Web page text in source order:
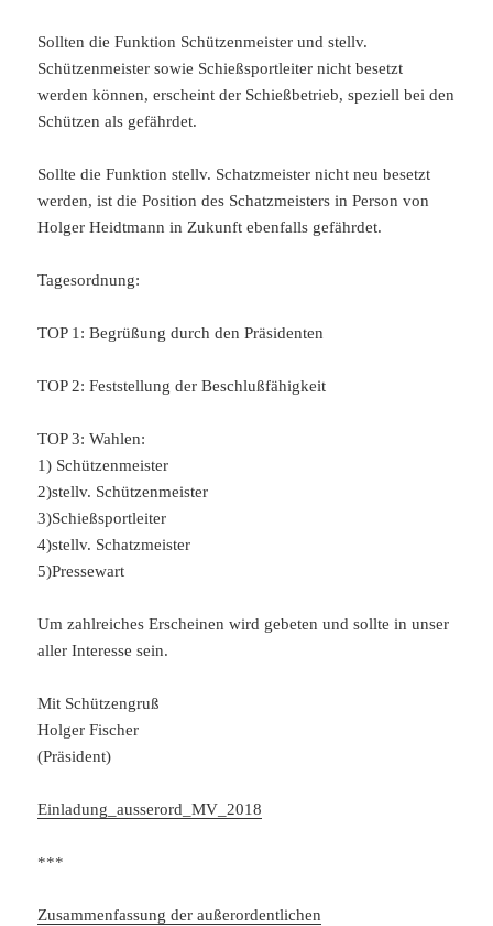
Sollten die Funktion Schützenmeister und stellv.
Schützenmeister sowie Schießsportleiter nicht besetzt
werden können, erscheint der Schießbetrieb, speziell bei den
Schützen als gefährdet.
Sollte die Funktion stellv. Schatzmeister nicht neu besetzt
werden, ist die Position des Schatzmeisters in Person von
Holger Heidtmann in Zukunft ebenfalls gefährdet.
Tagesordnung:
TOP 1: Begrüßung durch den Präsidenten
TOP 2: Feststellung der Beschlußfähigkeit
TOP 3: Wahlen:
1) Schützenmeister
2)stellv. Schützenmeister
3)Schießsportleiter
4)stellv. Schatzmeister
5)Pressewart
Um zahlreiches Erscheinen wird gebeten und sollte in unser
aller Interesse sein.
Mit Schützengruß
Holger Fischer
(Präsident)
Einladung_ausserord_MV_2018
***
Zusammenfassung der außerordentlichen